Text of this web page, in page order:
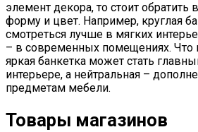
элемент декора, то стоит обратить
форму и цвет. Например, круглая
смотреться лучше в мягких
– в современных помещениях. Что
яркая банкетка может стать
интерьере, а нейтральная –
предметам мебели.
Товары магазинов